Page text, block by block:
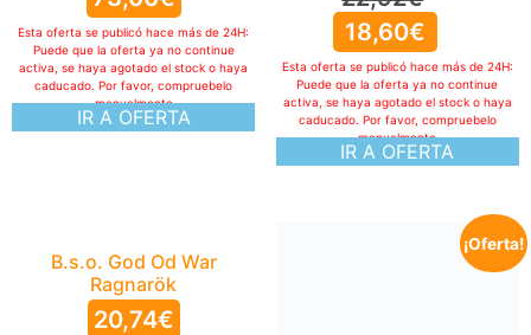
IR A OFERTA
Esta oferta se publicó hace más de 24H:
Puede que la oferta ya no continue
activa, se haya agotado el stock o haya
caducado. Por favor, compruebelo
manualmente
18,60€
IR A OFERTA
Esta oferta se publicó hace más de 24H:
Puede que la oferta ya no continue
activa, se haya agotado el stock o haya
caducado. Por favor, compruebelo
manualmente
B.s.o. God Od War
Ragnarök
20,74€
¡Oferta!